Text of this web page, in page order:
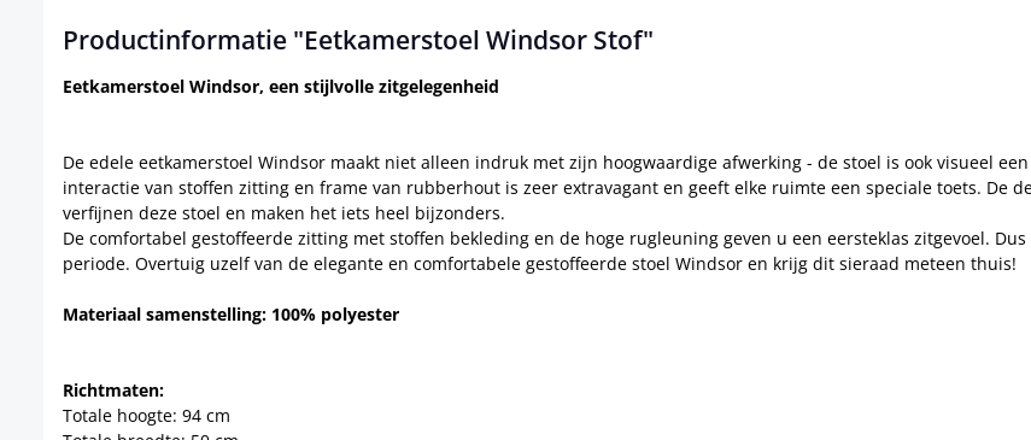
Productinformatie "Eetkamerstoel Windsor Stof"
Eetkamerstoel Windsor, een stijlvolle zitgelegenheid
De edele eetkamerstoel Windsor maakt niet alleen indruk met zijn hoogwaardige afwerking - de stoel is ook visueel
interactie van stoffen zitting en frame van rubberhout is zeer extravagant en geeft elke ruimte een speciale toets. De
verfijnen deze stoel en maken het iets heel bijzonders.
De comfortabel gestoffeerde zitting met stoffen bekleding en de hoge rugleuning geven u een eersteklas zitgevoel.
periode. Overtuig uzelf van de elegante en comfortabele gestoffeerde stoel Windsor en krijg dit sieraad meteen thuis!
Materiaal samenstelling: 100% polyester
Richtmaten:
Totale hoogte: 94 cm